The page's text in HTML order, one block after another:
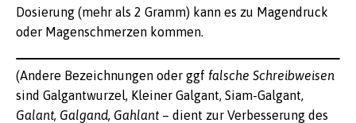
Dosierung (mehr als 2 Gramm) kann es zu Magendruck
oder Magenschmerzen kommen.
(Andere Bezeichnungen oder ggf falsche Schreibweisen
sind Galgantwurzel, Kleiner Galgant, Siam-Galgant,
Galant, Galgand, Gahlant– dient zur Verbesserung des